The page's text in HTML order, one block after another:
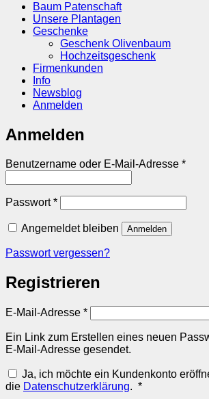
Baum Patenschaft
Unsere Plantagen
Geschenke
Geschenk Olivenbaum
Hochzeitsgeschenk
Firmenkunden
Info
Newsblog
Anmelden
Anmelden
Benutzername oder E-Mail-Adresse *
Passwort*Erforderlich
Angemeldet bleiben Anmelden
Passwort vergessen?
Registrieren
E-Mail-Adresse *Erforderlich
Ein Link zum Erstellen eines neuen
E-Mail-Adresse gesendet.
Ja, ich möchte ein Kundenkonto
die Datenschutzerklärung. *Erforderlich